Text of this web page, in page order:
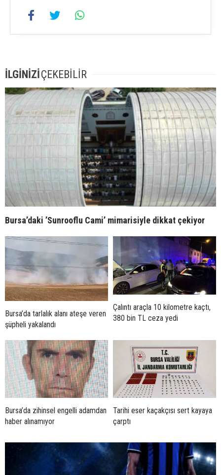
İLGİNİZİÇEKEBİLİR
Bursa’daki ’Sunrooflu Cami’ mimarisiyle dikkat çekiyor
Bursa’da tarlalık alanı ateşe veren
şüpheli yakalandı
Çalıntı araçla 10 kilometre kaçtı,
380 bin TL ceza yedi
Bursa’da zihinsel engelli adamdan
haber alınamıyor
Tarihi eser kaçakçısı sert kayaya
çarptı